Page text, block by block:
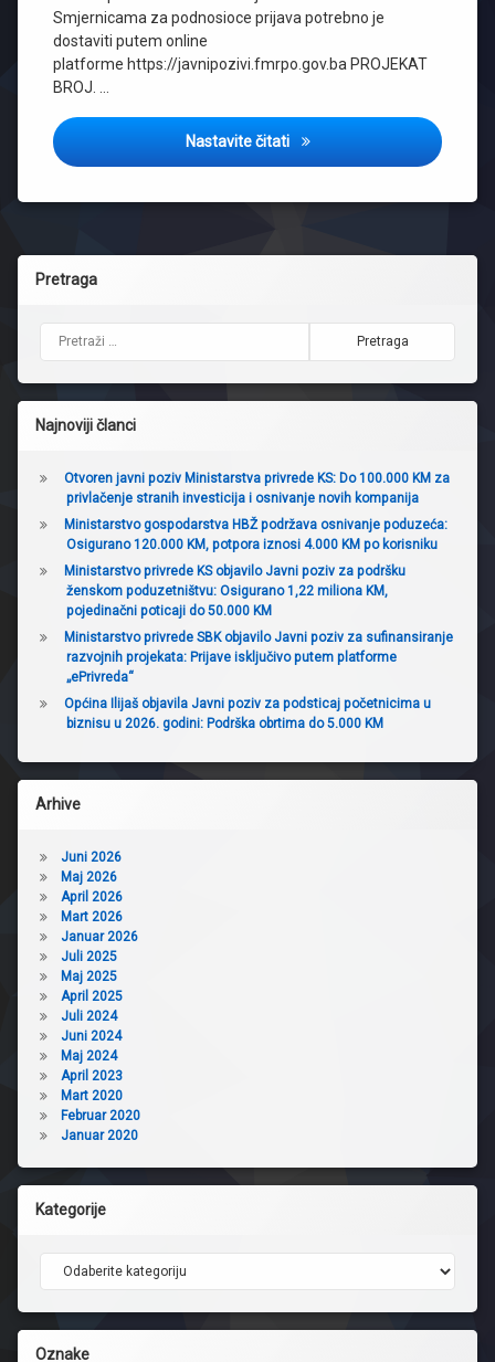
Smjernicama za podnosioce prijava potrebno je
dostaviti putem online
platforme https://javnipozivi.fmrpo.gov.ba PROJEKAT
BROJ. …
Nastavite čitati Javni poziv Ministarstva
Pretraga
Najnoviji članci
Otvoren javni poziv Ministarstva privrede KS: Do 100.000 KM za
privlačenje stranih investicija i osnivanje novih kompanija
Ministarstvo gospodarstva HBŽ podržava osnivanje poduzeća:
Osigurano 120.000 KM, potpora iznosi 4.000 KM po korisniku
Ministarstvo privrede KS objavilo Javni poziv za podršku
ženskom poduzetništvu: Osigurano 1,22 miliona KM,
pojedinačni poticaji do 50.000 KM
Ministarstvo privrede SBK objavilo Javni poziv za sufinansiranje
razvojnih projekata: Prijave isključivo putem platforme
„ePrivreda“
Općina Ilijaš objavila Javni poziv za podsticaj početnicima u
biznisu u 2026. godini: Podrška obrtima do 5.000 KM
Arhive
Juni 2026
Maj 2026
April 2026
Mart 2026
Januar 2026
Juli 2025
Maj 2025
April 2025
Juli 2024
Juni 2024
Maj 2024
April 2023
Mart 2020
Februar 2020
Januar 2020
Kategorije
Kategorije
Oznake